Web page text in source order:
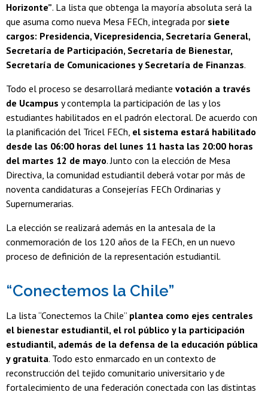
Horizonte”. La lista que obtenga la mayoría absoluta será la
que asuma como nueva Mesa FECh, integrada por siete
cargos: Presidencia, Vicepresidencia, Secretaría General,
Secretaría de Participación, Secretaría de Bienestar,
Secretaría de Comunicaciones y Secretaría de Finanzas.
Todo el proceso se desarrollará mediante votación a través
de Ucampus y contempla la participación de las y los
estudiantes habilitados en el padrón electoral. De acuerdo con
la planificación del Tricel FECh, el sistema estará habilitado
desde las 06:00 horas del lunes 11 hasta las 20:00 horas
del martes 12 de mayo. Junto con la elección de Mesa
Directiva, la comunidad estudiantil deberá votar por más de
noventa candidaturas a Consejerías FECh Ordinarias y
Supernumerarias.
La elección se realizará además en la antesala de la
conmemoración de los 120 años de la FECh, en un nuevo
proceso de definición de la representación estudiantil.
“Conectemos la Chile”
La lista “Conectemos la Chile” plantea como ejes centrales
el bienestar estudiantil, el rol público y la participación
estudiantil, además de la defensa de la educación pública
y gratuita. Todo esto enmarcado en un contexto de
reconstrucción del tejido comunitario universitario y de
fortalecimiento de una federación conectada con las distintas